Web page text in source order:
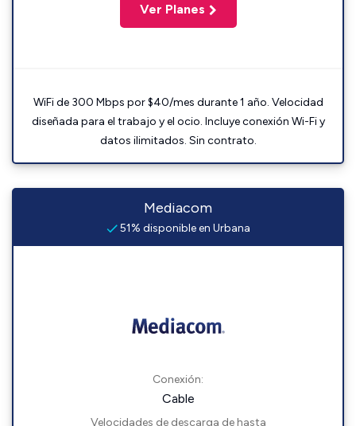
Ver Planes
WiFi de 300 Mbps por $40/mes durante 1 año. Velocidad
diseñada para el trabajo y el ocio. Incluye conexión Wi-Fi y
datos ilimitados. Sin contrato.
Mediacom
51% disponible en Urbana
Conexión:
Cable
Velocidades de descarga de hasta